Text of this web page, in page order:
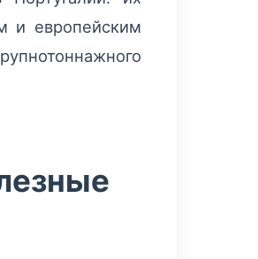
и европейским